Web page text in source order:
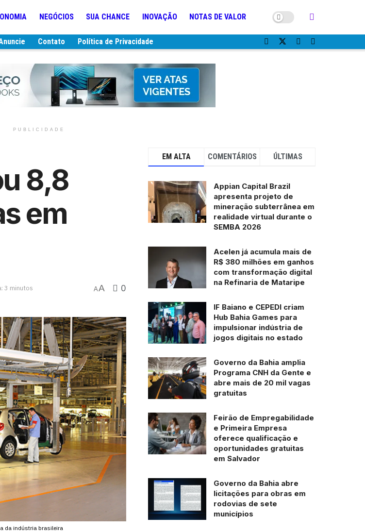
NEGÓCIOS SUA CHANCE INOVAÇÃO NOTAS DE VALOR
Contato Política de Privacidade
PUBLICIDADE
8,8
em
3 minutos AA 0
da indústria brasileira
EM ALTA COMENTÁRIOS ÚLTIMAS
Appian Capital Brazil
apresenta projeto de
mineração subterrânea em
realidade virtual durante o
SEMBA 2026
Acelen já acumula mais de
R$ 380 milhões em ganhos
com transformação digital
na Refinaria de Mataripe
IF Baiano e CEPEDI criam
Hub Bahia Games para
impulsionar indústria de
jogos digitais no estado
Governo da Bahia amplia
Programa CNH da Gente e
abre mais de 20 mil vagas
gratuitas
Feirão de Empregabilidade
e Primeira Empresa
oferece qualificação e
oportunidades gratuitas
em Salvador
Governo da Bahia abre
licitações para obras em
rodovias de sete
municípios